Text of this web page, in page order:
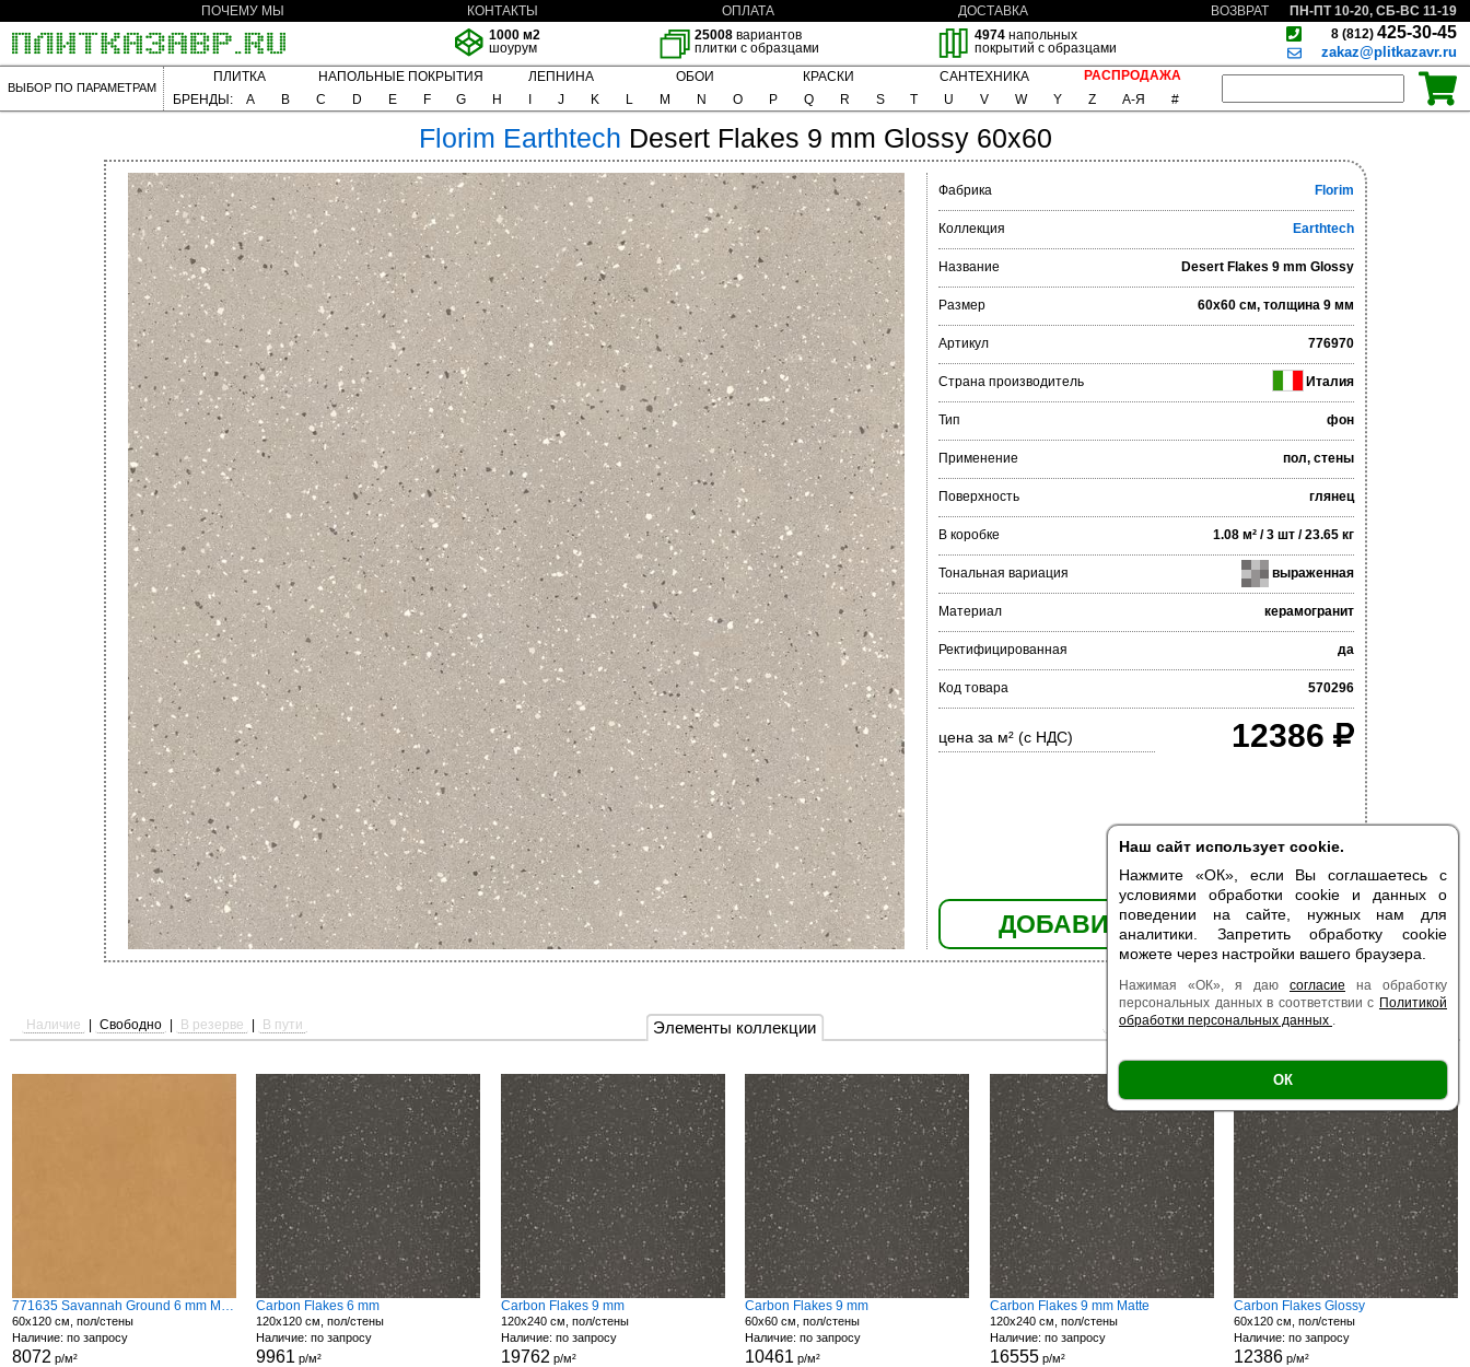
Наш сайт использует cookie.
Нажмите «ОК», если Вы соглашаетесь с
условиями обработки cookie и данных о
поведении на сайте, нужных нам для
аналитики. Запретить обработку cookie
можете через настройки вашего браузера.
Нажимая «ОК», я даю согласие на обработку
персональных данных в соответствии с Политикой
обработки персональных данных .
ОК
ПОЧЕМУ МЫ КОНТАКТЫ ОПЛАТА ДОСТАВКА ВОЗВРАТ
ПН-ПТ 10-20, СБ-ВС 11-19
1000 м2
шоурум
25008 вариантов
плитки с образцами
4974напольных
покрытий с образцами
8 (812) 425-30-45
zakaz@plitkazavr.ru
ВЫБОР ПО ПАРАМЕТРАМ
ПЛИТКА НАПОЛЬНЫЕ ПОКРЫТИЯ ЛЕПНИНА ОБОИ КРАСКИ САНТЕХНИКА
РАСПРОДАЖА
БРЕНДЫ:
A B C D E F G H J K L M N O P Q R S T U V W Y Z А-Я #
Florim Earthtech Desert Flakes 9 mm Glossy 60x60
Фабрика Florim
Коллекция Earthtech
Название Desert Flakes 9 mm Glossy
Размер 60x60 см, толщина 9 мм
Артикул 776970
Страна производитель Италия
Тип фон
Применение пол, стены
Поверхность глянец
В коробке 1.08 м² / 3 шт / 23.65 кг
Тональная вариация выраженная
Материал керамогранит
Ректифицированная да
Код товара 570296
цена за м² (с НДС) 12386
ДОБАВИТЬ В КОРЗИНУ
Элементы коллекции
Наличие Свободно В резерве В пути Есть образец | Поверхность |
771635 Savannah Ground 6 mm Matte
60x120 см, пол/стены
Наличие: по запросу
8072 р/м²
Carbon Flakes 6 mm
120x120 см, пол/стены
Наличие: по запросу
9961 р/м²
Carbon Flakes 9 mm
120x240 см, пол/стены
Наличие: по запросу
19762 р/м²
Carbon Flakes 9 mm
60x60 см, пол/стены
Наличие: по запросу
10461 р/м²
Carbon Flakes 9 mm Matte
120x240 см, пол/стены
Наличие: по запросу
16555р/м²
Carbon Flakes Glossy
60x120 см, пол/стены
Наличие: по запросу
12386 р/м²